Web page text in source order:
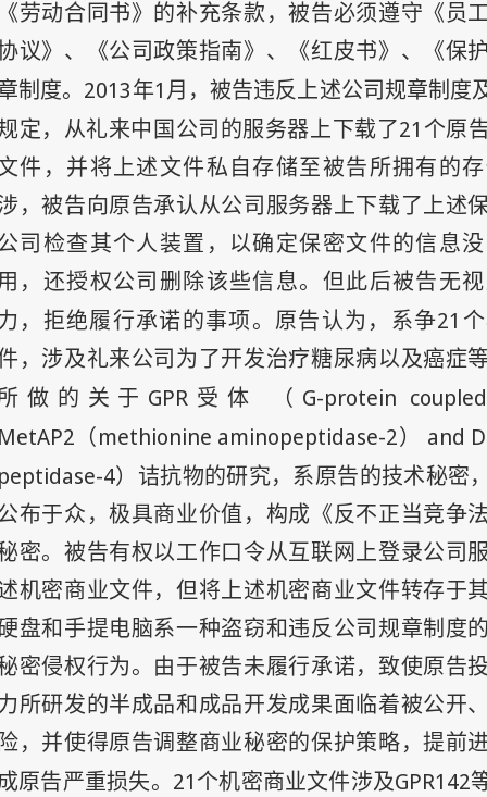
劳动合同书》的补充条款，被告必须遵守《员
议》、《公司政策指南》、《红皮书》、《保
制度。 2013年1 月，被告违反上述公司规章制度
定，从礼来中国公司的服务器上下载了21 个原
件，并将上述文件私自存储至被告所拥有的
，被告向原告承认从公司服务器上下载了上述
司检查其个人装置，以确定保密文件的信息
，还授权公司删除该些信息。但此后被告无
，拒绝履行承诺的事项。原告认为，系争21
，涉及礼来公司为了开发治疗糖尿病以及癌症
做的关于 GPR 受体 （ G-protein
（ methionine aminopeptidase-2）
and
4）诘抗物的研究，系原告的技术秘密
布于众，极具商业价值，构成《反不正当竞争
密。被告有权以工作口令从互联网上登录公司
机密商业文件，但将上述机密商业文件转存于
盘和手提电脑系一种盗窃和违反公司规章制度
密侵权行为。由于被告未履行承诺，致使原告
所研发的半成品和成品开发成果面临着被公开
，并使得原告调整商业秘密的保护策略，提前
原告严重损失。 21 个机密商业文件涉及GPR142